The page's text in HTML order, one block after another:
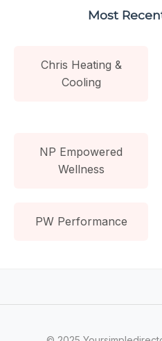
Most
Chris Heating &
Cooling
NP Empowered
Wellness
PW Performance